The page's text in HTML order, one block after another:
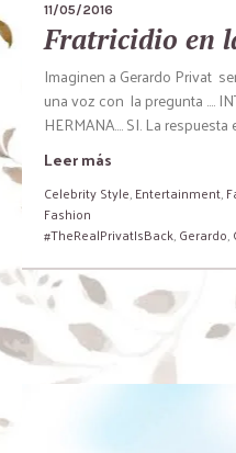
11/05/2016
Fratricidio en
Imaginen a Gerardo Privat
una voz con la pregunta ….
HERMANA…. SI. La
Leer más
Celebrity Style,Entertainment,
Fashion
#TheRealPrivatIsBack,Gerardo,